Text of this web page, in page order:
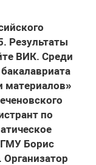
Результаты
ВИК. Среди
материалов»
по
Борис
Организатор